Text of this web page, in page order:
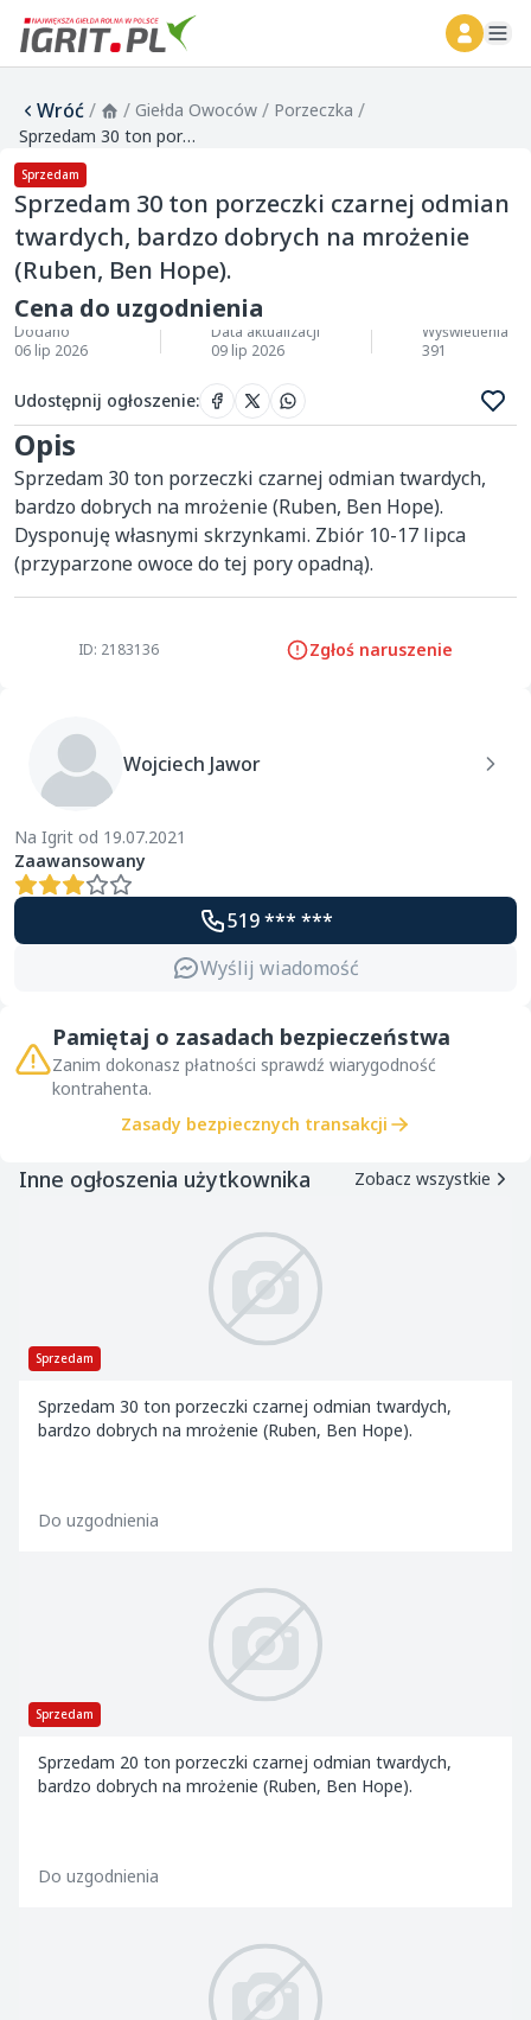
Wróć/ / Giełda Owoców / Porzeczka /
Sprzedam 30 ton porzeczki czarnej odmian twardych, bardzo dobrych na mrożenie (Ruben, Ben Hope).
Sprzedam
Sprzedam 30 ton porzeczki czarnej odmian
twardych, bardzo dobrych na mrożenie
(Ruben, Ben Hope).
Cena do uzgodnienia
Dodano
06 lip 2026
Data aktualizacji
09 lip 2026
Wyświetlenia
391
Udostępnij ogłoszenie:
Opis
Sprzedam 30 ton porzeczki czarnej odmian twardych,
bardzo dobrych na mrożenie (Ruben, Ben Hope).
Dysponuję własnymi skrzynkami. Zbiór 10-17 lipca
(przyparzone owoce do tej pory opadną).
ID: 2183136 Zgłoś naruszenie
Wojciech Jawor
Na Igrit od 19.07.2021
Zaawansowany
519 *** ***
Wyślij wiadomość
Pamiętaj o zasadach bezpieczeństwa
Zanim dokonasz płatności sprawdź wiarygodność
kontrahenta.
Zasady bezpiecznych transakcji
Inne ogłoszenia użytkownika Zobacz wszystkie
Sprzedam
Sprzedam 30 ton porzeczki czarnej odmian twardych,
bardzo dobrych na mrożenie (Ruben, Ben Hope).
Do uzgodnienia
Sprzedam
Sprzedam 20 ton porzeczki czarnej odmian twardych,
bardzo dobrych na mrożenie (Ruben, Ben Hope).
Do uzgodnienia